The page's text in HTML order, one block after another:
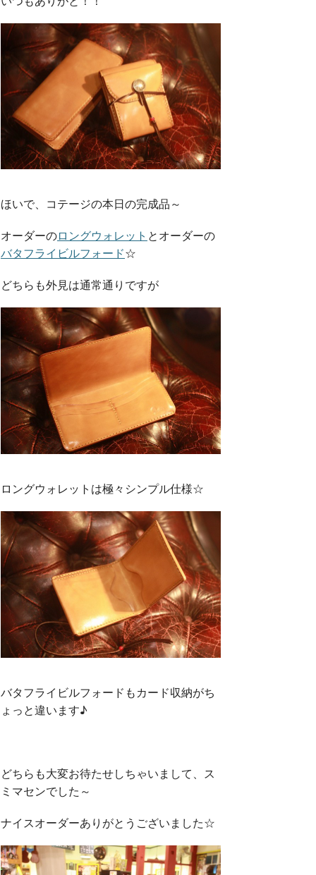
ほいで、コテージの本日の完成品～
オーダーのロングウォレット とオーダーの
バタフライビルフォード☆
どちらも外見は通常通りですが
ロングウォレットは極々シンプル仕様☆
バタフライビルフォードもカード収納がち
ょっと違います♪
どちらも大変お待たせしちゃいまして、ス
ミマセンでした～
ナイスオーダーありがとうございました☆